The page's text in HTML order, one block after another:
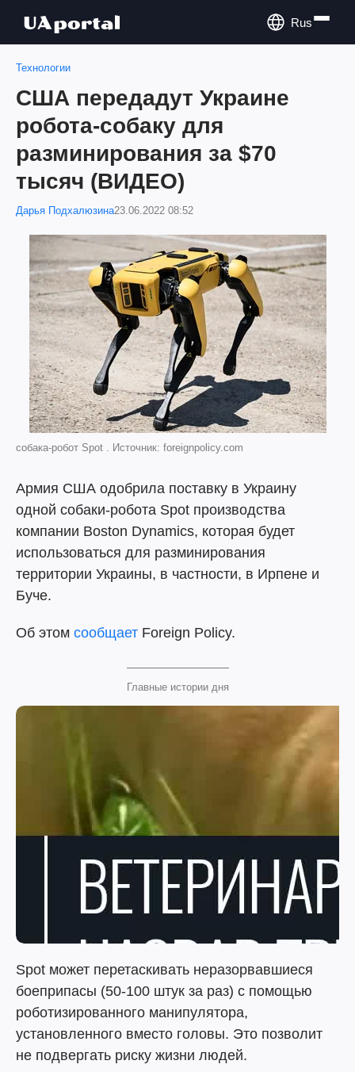
Rus
Технологии
США передадут Украине
робота-собаку для
разминирования за $70
тысяч (ВИДЕО)
Дарья Подхалюзина23.06.2022 08:52
собака-робот Spot . Источник: foreignpolicy.com
Армия США одобрила поставку в Украину
одной собаки-робота Spot производства
компании Boston Dynamics, которая будет
использоваться для разминирования
территории Украины, в частности, в Ирпене и
Буче.
Об этом сообщает Foreign Policy.
Главные истории дня
Spot может перетаскивать неразорвавшиеся
боеприпасы (50-100 штук за раз) с помощью
роботизированного манипулятора,
установленного вместо головы. Это позволит
не подвергать риску жизни людей.